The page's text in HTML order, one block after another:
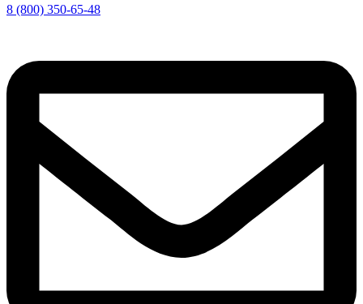
8 (800) 350-65-48